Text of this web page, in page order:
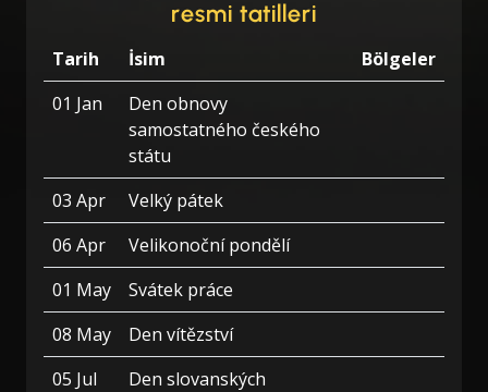
resmi tatilleri
Tarih İsim
Bölgeler
01 Jan
Den obnovy
samostatného českého
státu
03 Apr
Velký pátek
06 Apr
Velikonoční pondělí
01 May
Svátek práce
08 May
Den vítězství
05 Jul
Den slovanských